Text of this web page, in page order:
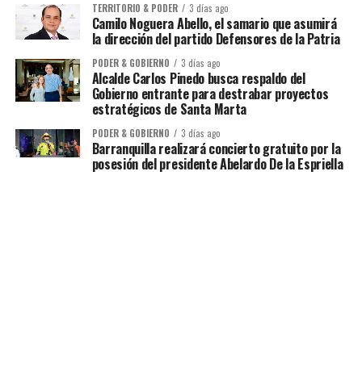
TERRITORIO & PODER 3 días ago
Camilo Noguera Abello, el samario que asumirá
la dirección del partido Defensores de la Patria
PODER & GOBIERNO 3 días ago
Alcalde Carlos Pinedo busca respaldo del
Gobierno entrante para destrabar proyectos
estratégicos de Santa Marta
PODER & GOBIERNO 3 días ago
Barranquilla realizará concierto gratuito por la
posesión del presidente Abelardo De la Espriella